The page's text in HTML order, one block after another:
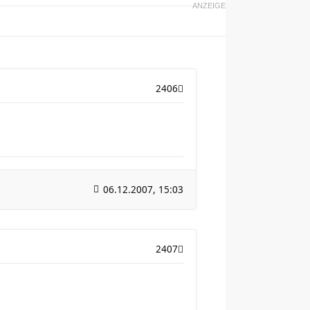
ANZEIGE
2406
06.12.2007, 15:03
2407